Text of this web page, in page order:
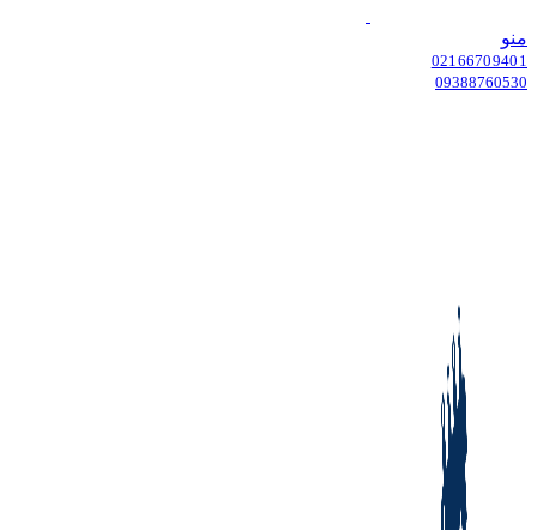
منو
02166709401
09388760530